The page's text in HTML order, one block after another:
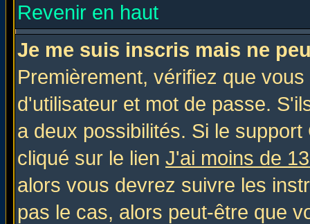
Revenir en haut
Je me suis inscris mais ne
Premièrement, vérifiez que
d'utilisateur et mot de passe.
a deux possibilités. Si le
cliqué sur le lien J'ai moins de
alors vous devrez suivre les
pas le cas, alors peut-être que